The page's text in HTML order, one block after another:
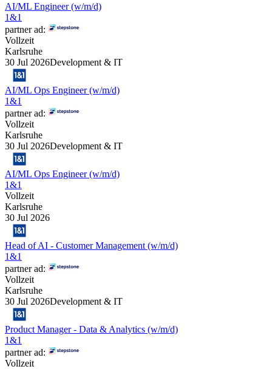
AI/ML Engineer (w/m/d)
1&1
partner ad:
Vollzeit
Karlsruhe
30 Jul 2026Development & IT
AI/ML Ops Engineer (w/m/d)
1&1
partner ad:
Vollzeit
Karlsruhe
30 Jul 2026Development & IT
AI/ML Ops Engineer (w/m/d)
1&1
Vollzeit
Karlsruhe
30 Jul 2026
Head of AI - Customer Management (w/m/d)
1&1
partner ad:
Vollzeit
Karlsruhe
30 Jul 2026Development & IT
Product Manager - Data & Analytics (w/m/d)
1&1
partner ad:
Vollzeit